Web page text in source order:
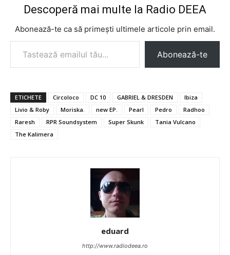
Descoperă mai multe la Radio DEEA
Abonează-te ca să primești ultimele articole prin email.
Tastează emailul tău...
Abonează-te
ETICHETE Circoloco DC 10 GABRIEL & DRESDEN
Ibiza
Livio & Roby
Moriska. new EP. Pearl Pedro
Radhoo
Raresh
RPR Soundsystem Super Skunk
Tania Vulcano
The Kalimera
eduard
http://www.radiodeea.ro